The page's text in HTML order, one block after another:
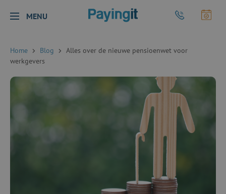
MENU Logo Payingit Bel Payingit
Home Blog
Alles over de nieuwe pensioenwet voor
werkgevers